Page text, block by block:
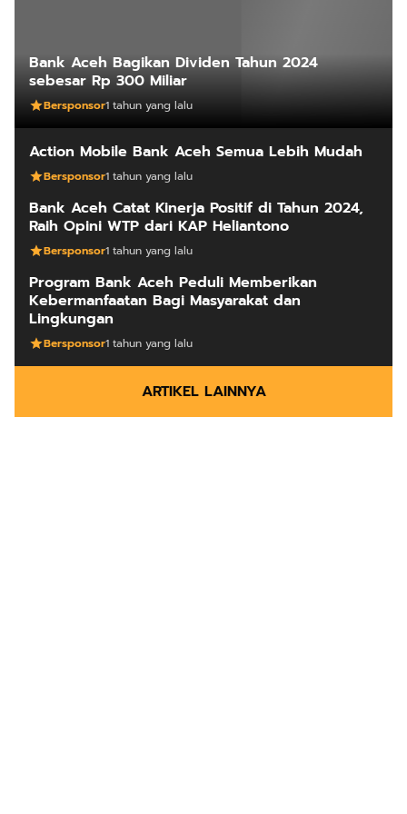
Bank Aceh Bagikan Dividen Tahun 2024
sebesar Rp 300 Miliar
Bersponsor1 tahun yang lalu
Action Mobile Bank Aceh Semua Lebih Mudah
Bersponsor1 tahun yang lalu
Bank Aceh Catat Kinerja Positif di Tahun 2024,
Raih Opini WTP dari KAP Heliantono
Bersponsor1 tahun yang lalu
Program Bank Aceh Peduli Memberikan
Kebermanfaatan Bagi Masyarakat dan
Lingkungan
Bersponsor1 tahun yang lalu
ARTIKEL LAINNYA